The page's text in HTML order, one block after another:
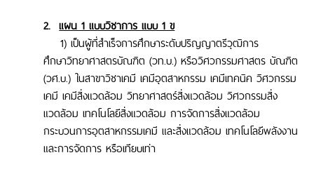
2. แผน 1 แบบวิชาการ แบบ 1 ข
1)เป็นผู้ที่สำเร็จการศึกษาระดับปริญญาตรีวุฒิการ
ศึกษาวิทยาศาสตรบัณฑิต (วท.บ.) หรือวิศวกรรมศาสตร บัณฑิต
(วศ.บ.) ในสาขาวิชาเคมี เคมีอุตสาหกรรม เคมีเทคนิค วิศวกรรม
เคมี เคมีสิ่งแวดล้อม วิทยาศาสตร์สิ่งแวดล้อม วิศวกรรมสิ่ง
แวดล้อม เทคโนโลยีสิ่งแวดล้อม การจัดการสิ่งแวดล้อม
กระบวนการอุตสาหกรรมเคมี และสิ่งแวดล้อม เทคโนโลยีพลังงาน
และการจัดการ หรือเทียบเท่า